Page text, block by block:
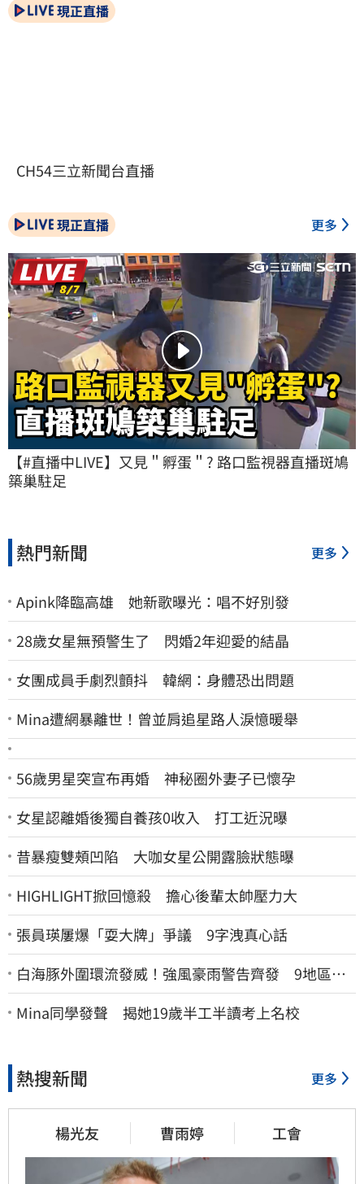
現正直播
CH54三立新聞台直播
現正直播 更多
【#直播中LIVE】又見＂孵蛋＂? 路口監視器直播斑鳩
築巢駐足
熱門新聞 更多
Apink降臨高雄 她新歌曝光：唱不好別發
28歲女星無預警生了 閃婚2年迎愛的結晶
女團成員手劇烈顫抖 韓網：身體恐出問題
Mina遭網暴離世！曾並肩追星路人淚憶暖舉
56歲男星突宣布再婚 神秘圈外妻子已懷孕
女星認離婚後獨自養孩0收入 打工近況曝
昔暴瘦雙頰凹陷 大咖女星公開露臉狀態曝
HIGHLIGHT掀回憶殺 擔心後輩太帥壓力大
張員瑛屢爆「耍大牌」爭議 9字洩真心話
白海豚外圍環流發威！強風豪雨警告齊發 9地區風
雨預測達停班課標準
Mina同學發聲 揭她19歲半工半讀考上名校
熱搜新聞 更多
楊光友 曹雨婷 工會